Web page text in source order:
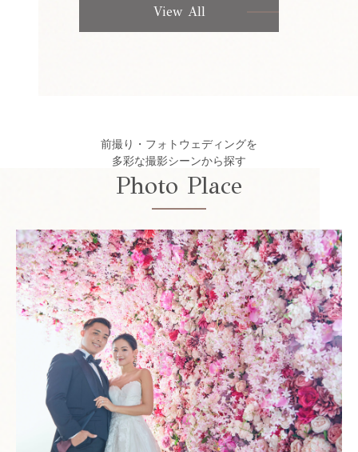
View All
前撮り・フォトウェディングを
多彩な撮影シーンから探す
Photo Place